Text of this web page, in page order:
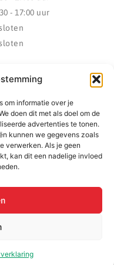
om informatie over je
doen dit met als doel om de
advertenties te tonen.
kunnen we gegevens zoals
verwerken. Als je geen
kan dit een nadelige invloed
- 17:00 uur
De Wolden